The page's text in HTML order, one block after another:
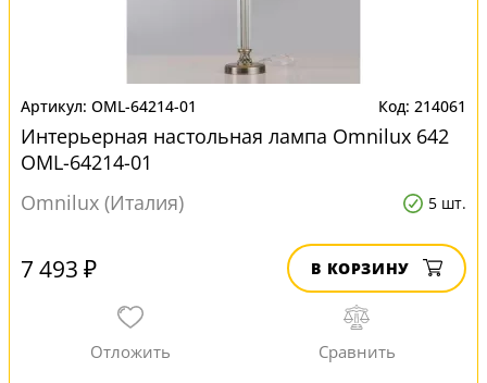
OML-64214-01 214061
Интерьерная настольная лампа Omnilux 642
OML-64214-01
Omnilux (Италия)
5 шт.
7 493 ₽ В КОРЗИНУ